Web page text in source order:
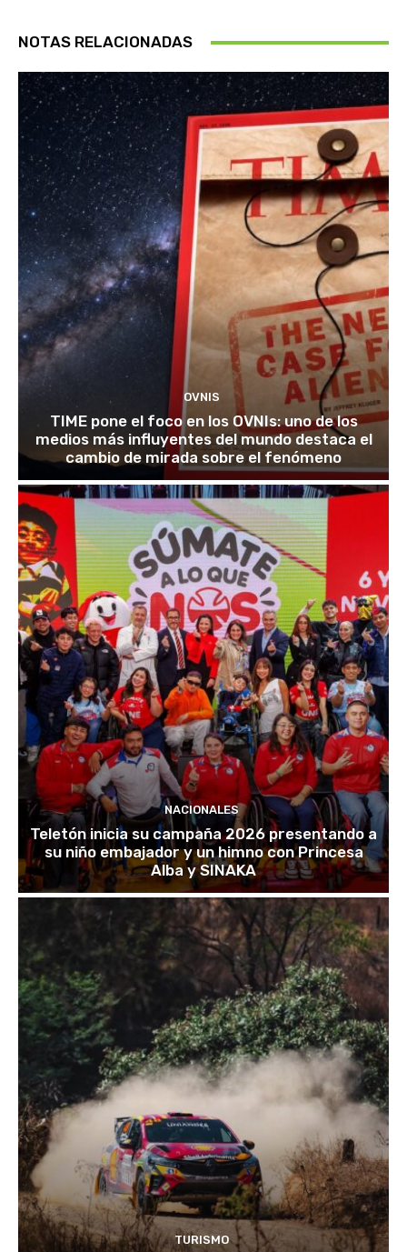
NOTAS RELACIONADAS
OVNIS
TIME pone el foco en los OVNIs: uno de los
medios más influyentes del mundo destaca el
cambio de mirada sobre el fenómeno
NACIONALES
Teletón inicia su campaña 2026 presentando a
su niño embajador y un himno con Princesa
Alba y SINAKA
TURISMO